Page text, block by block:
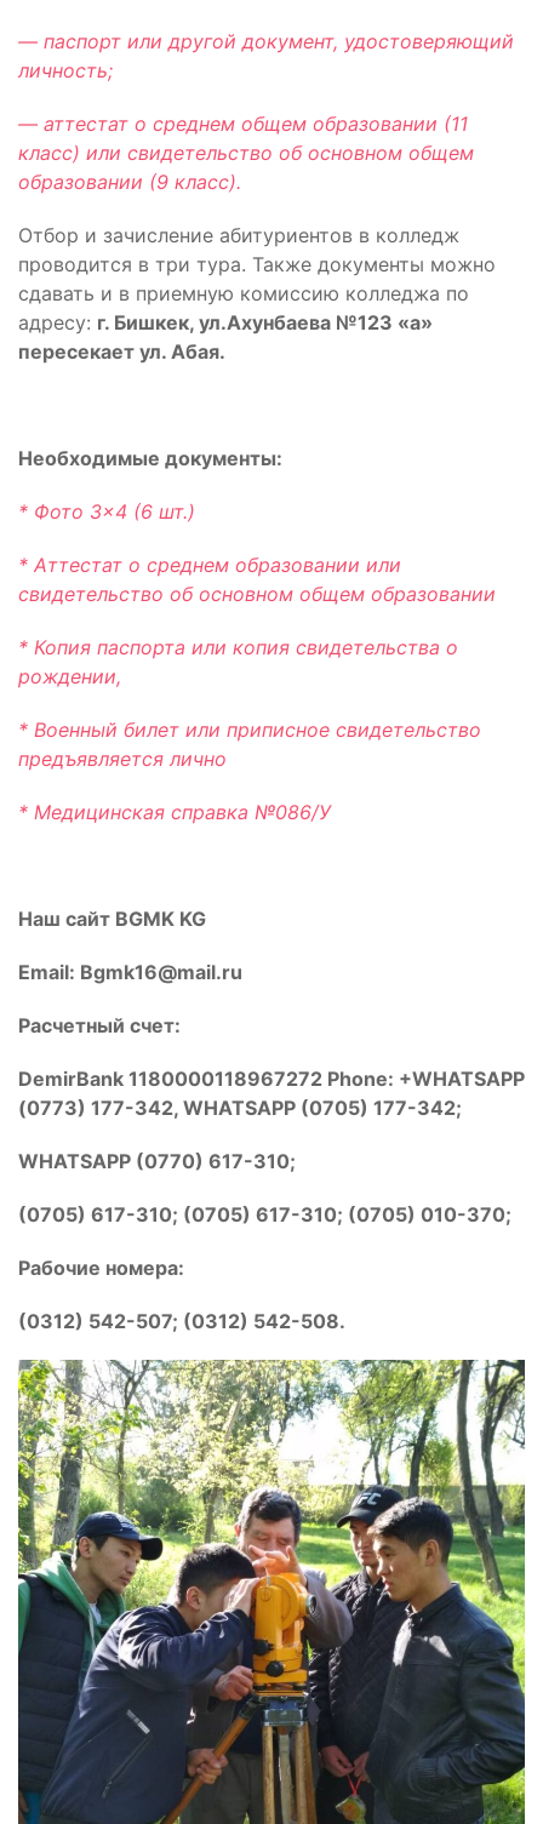
— паспорт или другой документ, удостоверяющий
личность;
— аттестат о среднем общем образовании (11
класс) или свидетельство об основном общем
образовании (9 класс).
Отбор и зачисление абитуриентов в колледж
проводится в три тура. Также документы можно
сдавать и в приемную комиссию колледжа по
адресу: г. Бишкек, ул.Ахунбаева №123 «а»
пересекает ул. Абая.
Необходимые документы:
* Фото 3×4 (6 шт.)
* Аттестат о среднем образовании или
свидетельство об основном общем образовании
* Копия паспорта или копия свидетельства о
рождении,
* Военный билет или приписное свидетельство
предъявляется лично
* Медицинская справка №086/У
Наш сайт BGMK KG
Email: Bgmk16@mail.ru
Расчетный счет:
DemirBank 1180000118967272 Phone: +WHATSAPP
(0773) 177-342, WHATSAPP (0705) 177-342;
WHATSAPP (0770) 617-310;
(0705) 617-310; (0705) 617-310; (0705) 010-370;
Рабочие номера:
(0312) 542-507; (0312) 542-508.